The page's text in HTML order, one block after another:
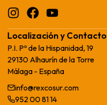
Localización y Contacto
P.I. Pº de la Hispanidad, 19
29130 Alhaurín de la Torre
Málaga - España
info@rexcosur.com
952 00 81 14